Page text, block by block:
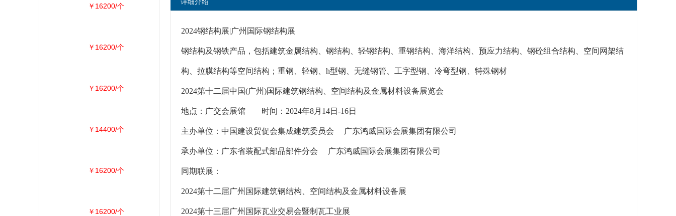
2024钢结构展|广州国际钢结构展
钢结构及钢铁产品，包括建筑金属结构、钢结构、轻钢结构、重钢结构、海洋结构、预应力结构、钢砼组合结构、空间网架结
构、拉膜结构等空间结构；重钢、轻钢、h型钢、无缝钢管、工字型钢、冷弯型钢、特殊钢材
2024第十二届中国(广州)国际建筑钢结构、空间结构及金属材料设备展览会
地点：广交会展馆 时间：2024年8月14日-16日
主办单位：中国建设贸促会集成建筑委员会 广东鸿威国际会展集团有限公司
承办单位：广东省装配式部品部件分会 广东鸿威国际会展集团有限公司
同期联展：
2024第十二届广州国际建筑钢结构、空间结构及金属材料设备展
2024第十三届广州国际瓦业交易会暨制瓦工业展
￥16200/个
￥16200/个
￥16200/个
￥14400/个
￥16200/个
￥16200/个